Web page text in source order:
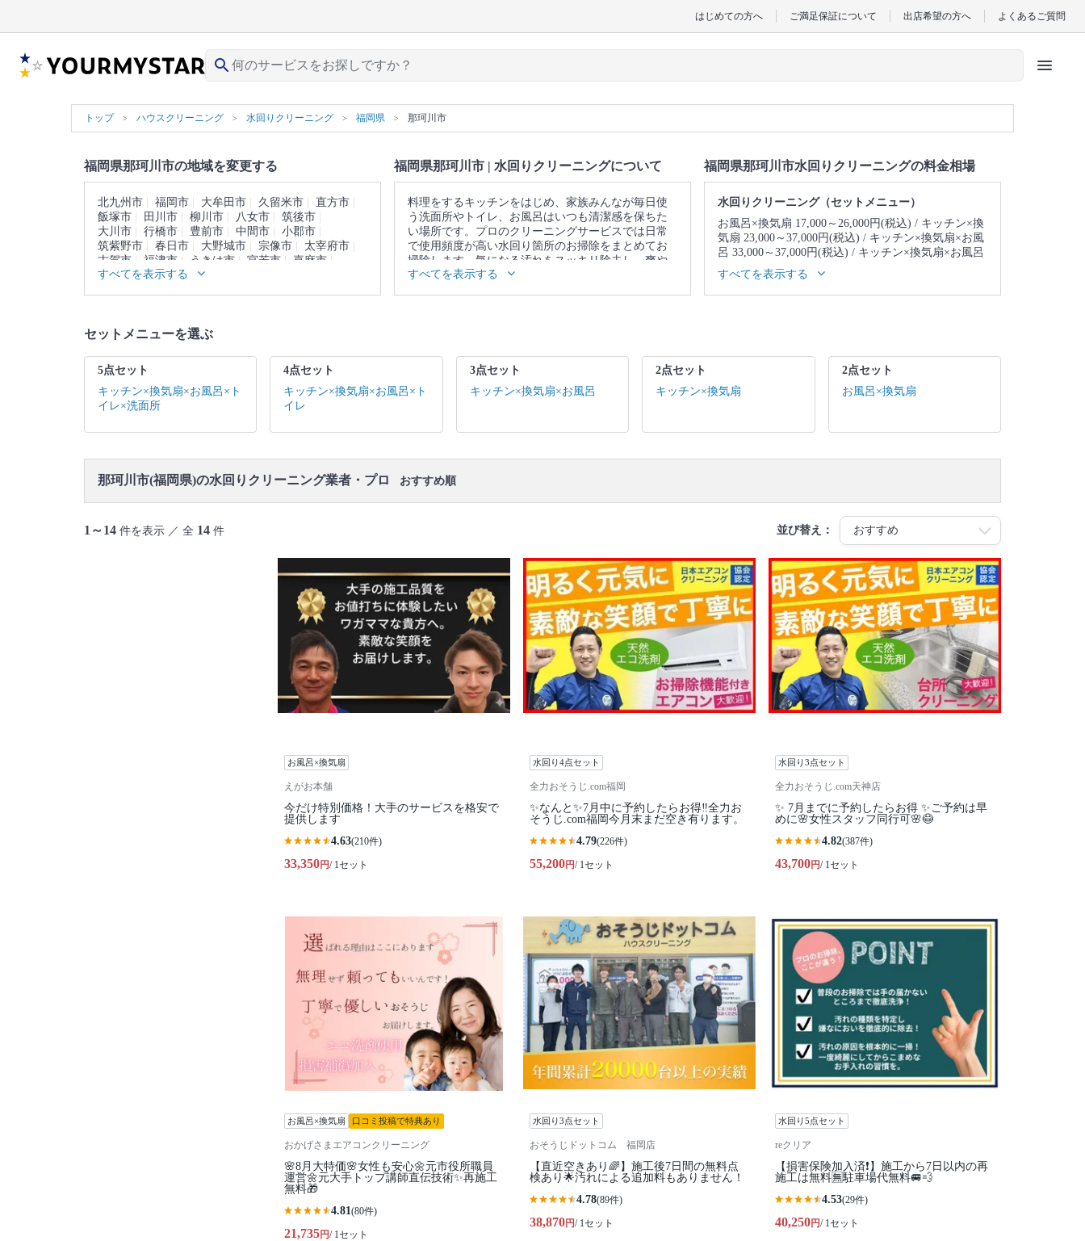
はじめての方へ ご満足保証について 出店希望の方へ よくあるご質問
search menu
トップ ハウスクリーニング 水回りクリーニング 福岡県 那珂川市
福岡県那珂川市の地域を変更する
北九州市 福岡市 大牟田市 久留米市
直方市
飯塚市
田川市 柳川市 八女市
筑後市
大川市
行橋市 豊前市 中間市
小郡市
筑紫野市
春日市 大野城市 宗像市
太宰府市
古賀市
福津市 うきは市 宮若市
嘉麻市
朝倉市
みやま市 糸島市
すべてを表示する
福岡県那珂川市 | 水回りクリーニングについて
料理をするキッチンをはじめ、家族みんなが毎日使
う洗面所やトイレ、お風呂はいつも清潔感を保ちた
い場所です。プロのクリーニングサービスでは日常
で使用頻度が高い水回り箇所のお掃除をまとめてお
掃除します。気になる汚れをスッキリ除去し、爽や
かな空間を取り戻しませんか。
▼表示価格に含まれる水回りクリーニングの作業範
3点セット：キッチン / 換気扇 / お風呂 2点セット：
キッチン / 換気扇 ※それぞれの「共通の作業範囲」
になります。
すべてを表示する
福岡県那珂川市水回りクリーニングの料金相場
水回りクリーニング（セットメニュー）
お風呂×換気扇 17,000～26,000円(税込)
キッチン×換
気扇 23,000～37,000円(税込)
キッチン×換気扇×お風
呂 33,000～37,000円(税込)
キッチン×換気扇×お風呂
×トイレ 39,000～43,000円(税込)
お風呂×トイレ×洗面所 43,000～47,000円(税込)
すべてを表示する
セットメニューを選ぶ
5点セット
キッチン×換気扇×お風呂×ト
イレ×洗面所
4点セット
キッチン×換気扇×お風呂×ト
イレ
3点セット
キッチン×換気扇×お風呂
2点セット
キッチン×換気扇
2点セット
お風呂×換気扇
那珂川市(福岡県)の水回りクリーニング業者・プロ おすすめ順
1～14 件を表示 ／ 全 14 件 並び替え：
お風呂×換気扇
えがお本舗
今だけ特別価格！大手のサービスを格安で
提供します
4.63(210件)
33,350円/ 1セット
水回り4点セット
全力おそうじ.com福岡
✨なんと✨7月中に予約したらお得‼️全力お
そうじ.com福岡今月末まだ空き有ります。
4.79(226件)
55,200円/ 1セット
水回り3点セット
全力おそうじ.com天神店
✨ 7月までに予約したらお得 ✨ご予約は早
めに🌸女性スタッフ同行可🌸😷
4.82(387件)
43,700円/ 1セット
お風呂×換気扇 口コミ投稿で特典あり
おかげさまエアコンクリーニング
🌸8月大特価🌸女性も安心🌼元市役所職員
運営🌼元大手トップ講師直伝技術✨再施工
無料🎁
4.81(80件)
21,735円/ 1セット
水回り3点セット
おそうじドットコム 福岡店
【直近空きあり🌈】施工後7日間の無料点
検あり🌟汚れによる追加料もありません！
4.78(89件)
38,870円/ 1セット
水回り5点セット
reクリア
【損害保険加入済❗️】施工から7日以内の再
施工は無料🈚️駐車場代無料🚐💨
4.53(29件)
40,250円/ 1セット